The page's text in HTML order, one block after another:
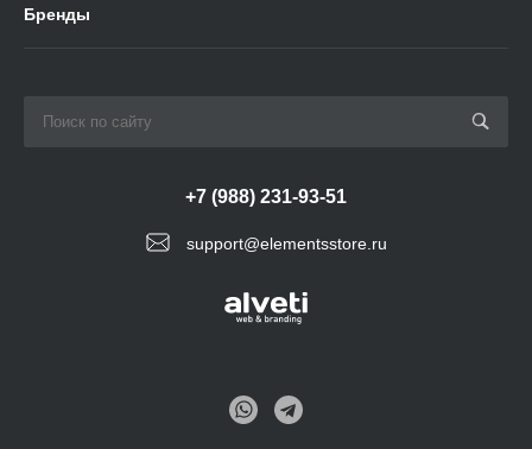
Бренды
support@elementsstore.ru
+7 (988) 231-93-51